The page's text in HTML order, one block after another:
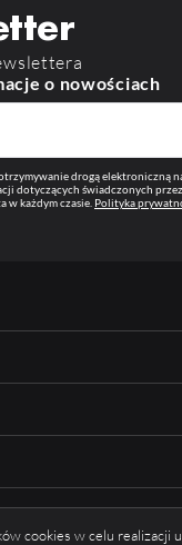
o nowościach
drogą elektroniczną
dotyczących świadczonych
w każdym czasie. Polityka
cookies w celu realizacji